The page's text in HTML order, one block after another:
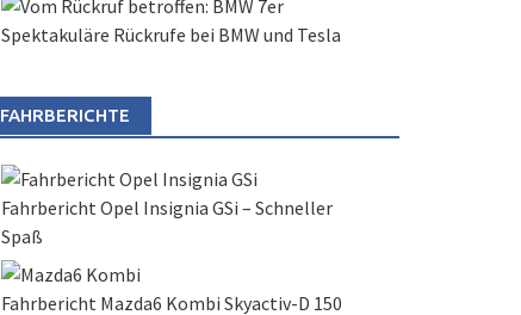
Spektakuläre Rückrufe bei BMW und Tesla
FAHRBERICHTE
Fahrbericht Opel Insignia GSi – Schneller
Spaß
Fahrbericht Mazda6 Kombi Skyactiv-D 150